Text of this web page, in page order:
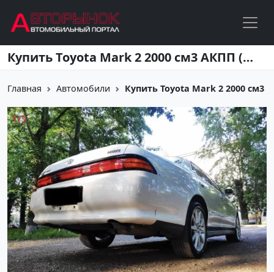
Перейти к основному содержанию Купить Toyota Mark 2 2000 см3 АКПП (140 л.с.) Бензин инжектор в Славянск на Кубани: цвет Белый Седан 1995 года по цене 495000 рублей, объявление №19522 на сайте Авторынок23
Главная Автомобили Купить Toyota Mark 2 2000 см3
1/5